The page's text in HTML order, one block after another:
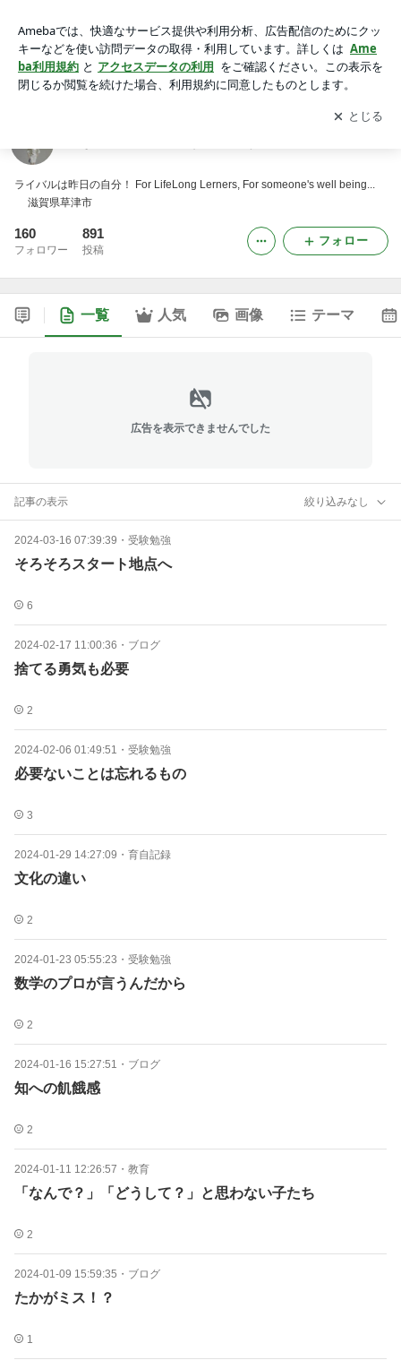
アプリをダウンロードして ブログの更新通知
を受け取りまし
ょう。
開く
ライバルは昨日の自分！ For LifeLong Lerners, For someone's well being...
滋賀県草津市
160
フォロワー
891
投稿
フォロー
一覧 人気 画像 テーマ
広告を表示できませんでした
記事の表示 絞り込みなし
2024-03-16 07:39:39 ・ 受験勉強
そろそろスタート地点へ
6
2024-02-17 11:00:36 ・ ブログ
捨てる勇気も必要
2
2024-02-06 01:49:51 ・ 受験勉強
必要ないことは忘れるもの
3
2024-01-29 14:27:09 ・ 育自記録
文化の違い
2
2024-01-23 05:55:23 ・ 受験勉強
数学のプロが言うんだから
2
2024-01-16 15:27:51 ・ ブログ
知への飢餓感
2
2024-01-11 12:26:57 ・ 教育
「なんで？」「どうして？」と思わない子たち
2
2024-01-09 15:59:35 ・ ブログ
たかがミス！？
1